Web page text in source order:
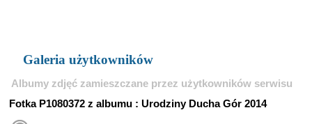
Galeria użytkowników
Albumy zdjęć zamieszczane przez użytkowników serwisu
Fotka P1080372 z albumu : Urodziny Ducha Gór 2014